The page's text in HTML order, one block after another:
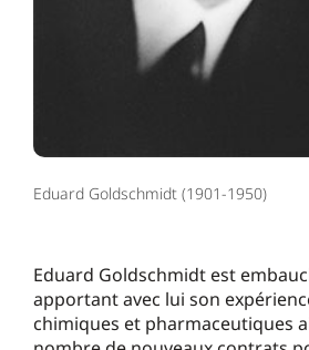
Eduard Goldschmidt (1901-1950)
Eduard Goldschmidt est
apportant avec lui son
chimiques et pharmaceutiques